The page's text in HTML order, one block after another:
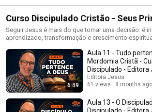
Curso Discipulado Cristão - Seus
Na Fé com Cristo
Seguir Jesus é mais do que tomar uma decisão: é
aprendizado, transformação e crescimento espiritual. Nesta
caminhada e compreenderá por que o discipulado é
construir uma fé firme, consciente e fundamentada
Ao longo de 13 aulas curtas, práticas e
os principais fundamentos da fé cristã e encontrará
desenvolver seu relacionamento com Deus,
e viver como verdadeiro discípulo de Jesus. Este curso é indicado tanto
para quem está dando os primeiros passos na fé
deseja fortalecer suas convicções e recomeçar sua
6:49
Aula 11 - Tudo
Mordomia Cristã -
Discipulado - Editora
Editora Jesus
61 views
8 months ago
Aula 13 - O
Discipulado - Editora